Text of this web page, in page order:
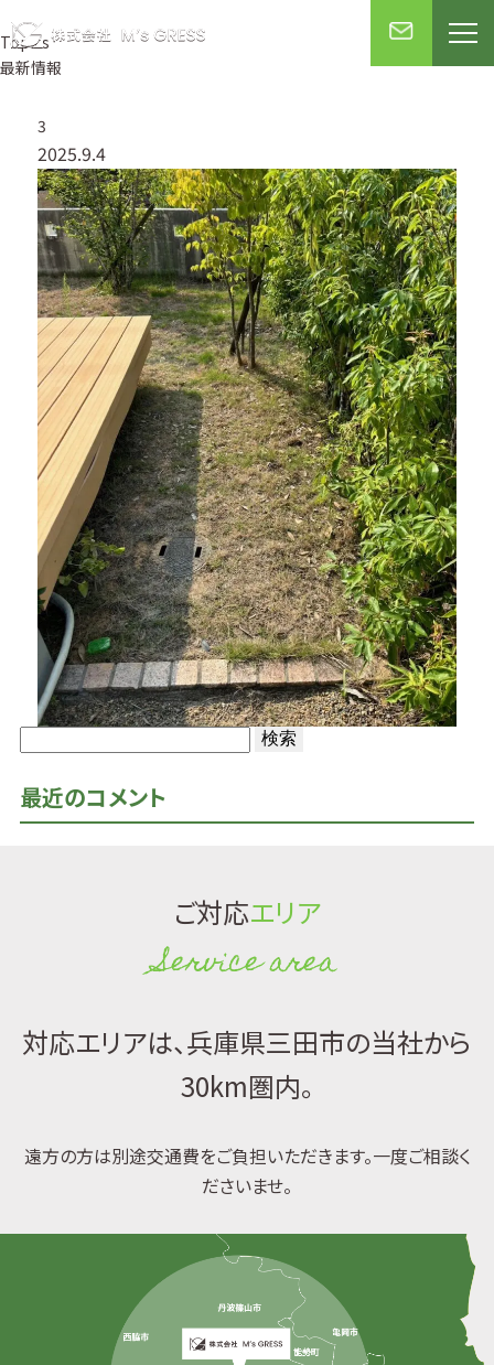
Topics
最新情報
最近のコメント
3
2025.9.4
ご対応エリア
Service area
対応エリアは、兵庫県三田市の当社から
30km圏内。
遠方の方は別途交通費をご負担いただきます。一度ご相談く
ださいませ。